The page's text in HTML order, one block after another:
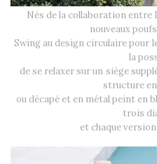
Nés de la collaboration
nouveaux
Swing au design circulaire pour
la
de se relaxer sur un siège
structure
ou décapé et en métal peint en
trois
et chaque